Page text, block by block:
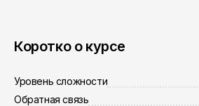
Коротко о курсе
Уровень сложности
Обратная связь